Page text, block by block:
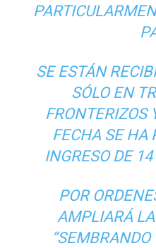
SE ESTÁN
SÓLO EN
FRONTERIZOS
FECHA SE HA
INGRESO DE
POR
AMPLIARÁ
“SEMBRANDO